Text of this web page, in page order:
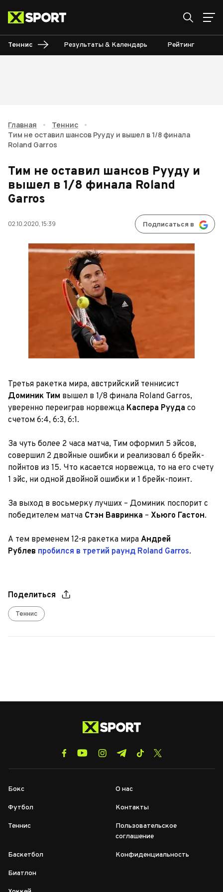
Теннис Результаты & Календарь Рейтинг
Главная • Теннис
•
Тим не оставил шансов Рууду и вышел в 1/8 финала
Roland Garros
Тим не оставил шансов Рууду и
вышел в 1/8 финала Roland
Garros
02.10.2020, 15:39 Подписаться в
Третья ракетка мира, австрийский теннисист
Доминик Тим вышел в 1/8 финала Roland Garros,
уверенно переиграв норвежца Каспера Рууда со
счетом 6:4, 6:3, 6:1.
За чуть более 2 часа матча, Тим оформил 5 эйсов,
совершил 2 двойные ошибки и реализовал 6 брейк-
пойнтов из 15. Что касается норвежца, то на его счету
1 эйс, ни одной двойной ошибки и 1 брейк-поинт.
За выход в восьмерку лучших – Доминик поспорит с
победителем матча Стэн Вавринка – Хьюго Гастон.
А тем временем 12-я ракетка мира Андрей
Рублев пробился в третий раунд Roland Garros.
Поделиться
Теннис
Бокс
Футбол
Теннис
Баскетбол
Биатлон
О нас
Контакты
Пользовательское
соглашение
Конфиденциальность